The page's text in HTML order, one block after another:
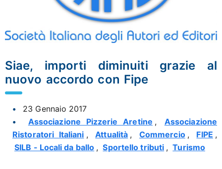
Siae, importi diminuiti grazie al
nuovo accordo con Fipe
23 Gennaio 2017
Associazione Pizzerie Aretine ,
Associazione
Ristoratori Italiani , Attualità , Commercio , FIPE ,
SILB - Locali da ballo , Sportello tributi , Turismo